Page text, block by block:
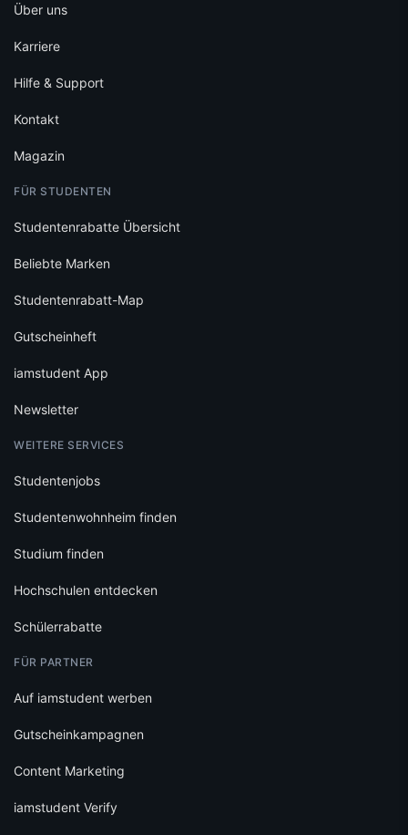
Über uns
Karriere
Hilfe & Support
Kontakt
Magazin
FÜR STUDENTEN
Studentenrabatte Übersicht
Beliebte Marken
Studentenrabatt-Map
Gutscheinheft
iamstudent App
Newsletter
WEITERE SERVICES
Studentenjobs
Studentenwohnheim finden
Studium finden
Hochschulen entdecken
Schülerrabatte
FÜR PARTNER
Auf iamstudent werben
Gutscheinkampagnen
Content Marketing
iamstudent Verify